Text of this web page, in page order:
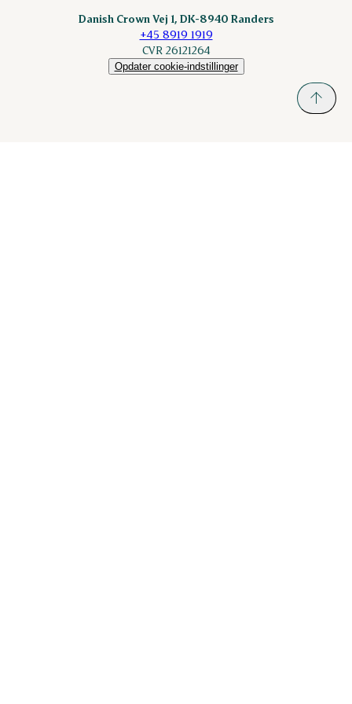
Danish Crown Vej 1, DK-8940 Randers
+45 8919 1919
CVR 26121264
Opdater cookie-indstillinger